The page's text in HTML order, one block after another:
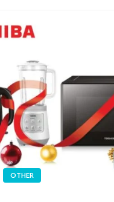
OTHER